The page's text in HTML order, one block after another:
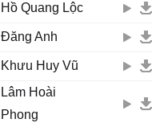
Hồ Quang Lộc
Đăng Anh
Khưu Huy Vũ
Lâm Hoài
Phong